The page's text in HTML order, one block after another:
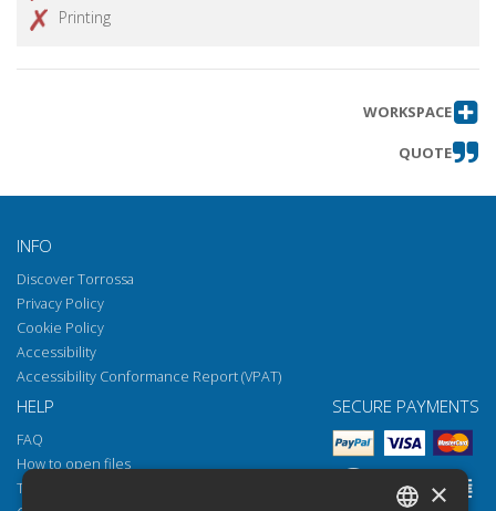
Printing
WORKSPACE
QUOTE
INFO
Discover Torrossa
Privacy Policy
Cookie Policy
Accessibility
Accessibility Conformance Report (VPAT)
HELP
FAQ
How to open files
Torrossa Reader
SECURE PAYMENTS
×